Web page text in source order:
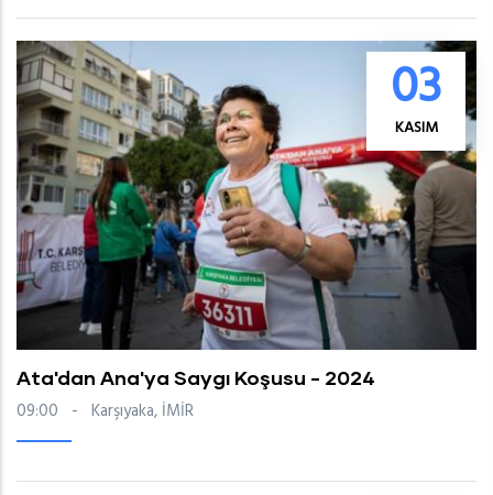
03
KASIM
Ata'dan Ana'ya Saygı Koşusu - 2024
09:00 - Karşıyaka, İMİR